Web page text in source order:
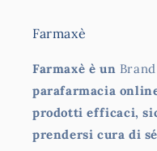
Farmaxè
Farmaxè è un Brand
parafarmacia
prodotti efficaci,
prendersi cura di